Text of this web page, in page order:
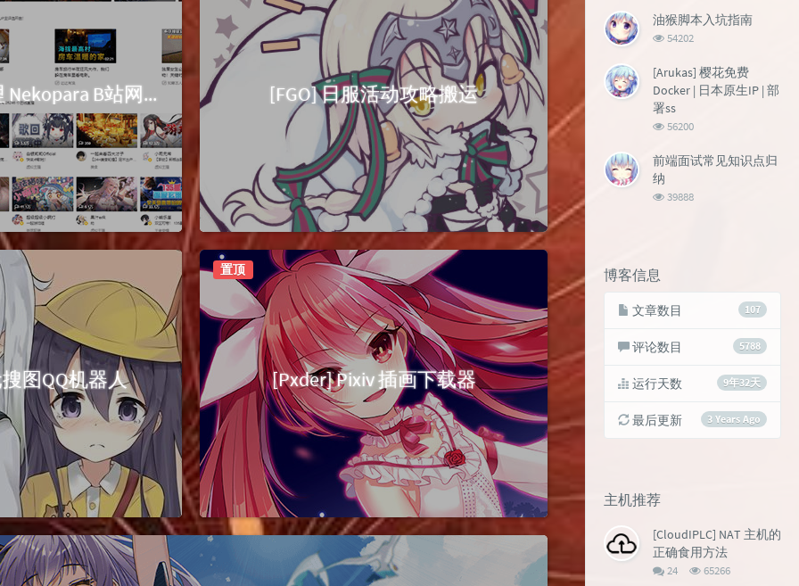
[已完结] 哔哩哔哩 Nekopara B站网页萌化主题 [FGO] 日服活动攻略搬运
图QQ机器人
置顶
[Pxder] Pixiv 插画下载器
次
数:
油猴脚本入坑指南
浏
次
数:
54202
[Arukas] 樱花免费
Docker | 日本原生IP | 部
署ss
浏
次
数:
56200
前端面试常见知识点归
纳
浏
39888
博客信息
107
文章数目
5788
评论数目
9年32天
运行天数
3 Years Ago
最后更新
主机推荐
[CloudIPLC] NAT 主机的
正确食用方法
评
24
浏
65266